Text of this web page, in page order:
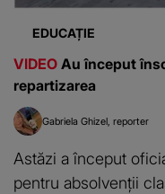
EDUCAȚIE
VIDEO Au început
repartizarea
Gabriela Ghizel reporter
Astăzi a început
pentru absolvenții